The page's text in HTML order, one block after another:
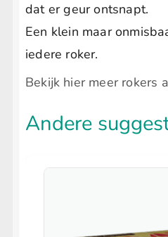
dat er geur ontsnapt.
Een klein maar
iedere roker.
Bekijk hier meer rokers
Andere